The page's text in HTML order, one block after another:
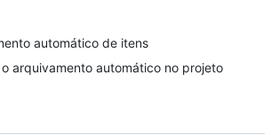
automático de itens
arquivamento automático no projeto